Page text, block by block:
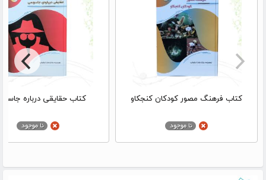
کتاب فرهنگ مصور کودکان کنجکاو کتاب حقایقی درباره